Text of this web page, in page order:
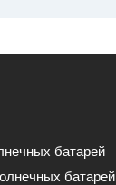
батарей
батарей